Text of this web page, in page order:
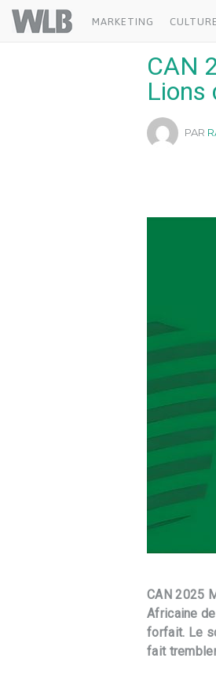
Welovebuzz
MARKETING CULTURE
CAN
Lions
PAR
CAN 2025
Africaine
forfait. Le
fait